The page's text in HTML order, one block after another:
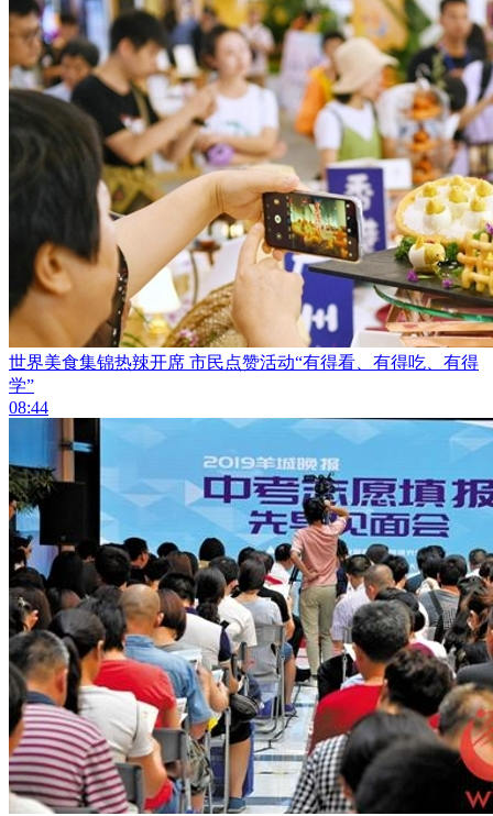
世界美食集锦热辣开席 市民点赞活动“有得看、有得吃、有得
学”
08:44